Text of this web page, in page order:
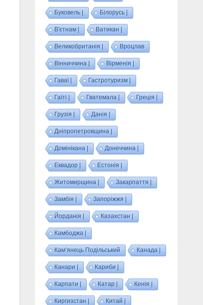
Буковель | Білорусь |
В'єтнам | Ватикан |
Великобританія | Вроцлав
Вінниччина | Вірменія |
Гаваї | Гастротуризм |
Гаїті | Гватемала | Греція |
Грузія | Данія |
Дніпропетровщина |
Домінікана | Донеччина |
Еквадор | Естонія |
Житомирщина | Закарпаття |
Замбія | Запоріжжя |
Йорданія | Казахстан |
Камбоджа |
Кам’янець Подільський Канада |
Канари | Кариби |
Карпати | Катар | Кенія |
Киргизстан | Китай |